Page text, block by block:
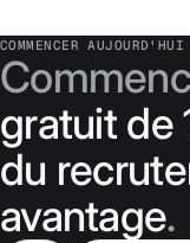
recrutés et
candidatures par
poste triplées
avec la diffusion
de Join.
COMMENCER AUJOURD'HUI
gratuit de
du
avantage.